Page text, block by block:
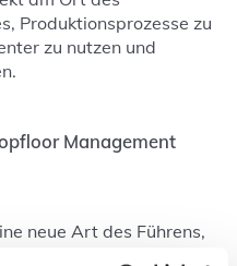
Produktionsprozesse zu
zu nutzen und
Management
neue Art des Führens,